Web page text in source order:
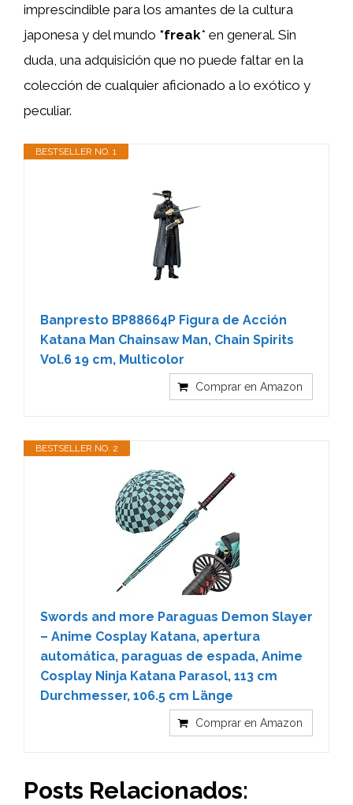
imprescindible para los amantes de la cultura
japonesa y del mundo *freak* en general. Sin
duda, una adquisición que no puede faltar en la
colección de cualquier aficionado a lo exótico y
peculiar.
BESTSELLER NO. 1
Banpresto BP88664P Figura de Acción
Katana Man Chainsaw Man, Chain Spirits
Vol.6 19 cm, Multicolor
Comprar en Amazon
BESTSELLER NO. 2
Swords and more Paraguas Demon Slayer
– Anime Cosplay Katana, apertura
automática, paraguas de espada, Anime
Cosplay Ninja Katana Parasol, 113 cm
Durchmesser, 106.5 cm Länge
Comprar en Amazon
Posts Relacionados: